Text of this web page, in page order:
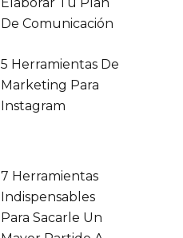
De Comunicación
5 Herramientas De
Marketing Para
Instagram
7 Herramientas
Indispensables
Para Sacarle Un